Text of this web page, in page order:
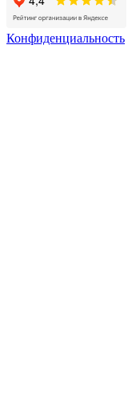
Конфиденциальность